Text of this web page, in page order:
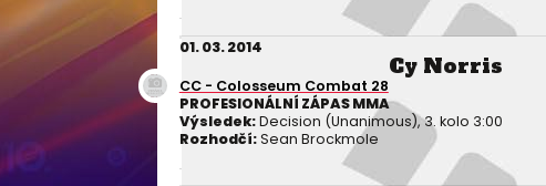
01. 03. 2014
Cy Norris
CC - Colosseum Combat 28
PROFESIONÁLNÍ ZÁPAS MMA
Výsledek:Decision (Unanimous), 3. kolo 3:00
Rozhodčí:Sean Brockmole